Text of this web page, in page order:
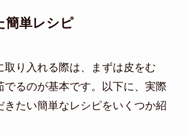
簡単レシピ
取り入れる際は、まずは皮をむ
でるのが基本です。以下に、実際
きたい簡単なレシピをいくつか紹